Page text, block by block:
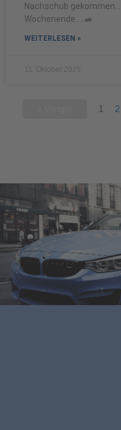
Nachschub
Wochenende…..🚙
WEITERLESEN »
11. Oktober 2025
1 2